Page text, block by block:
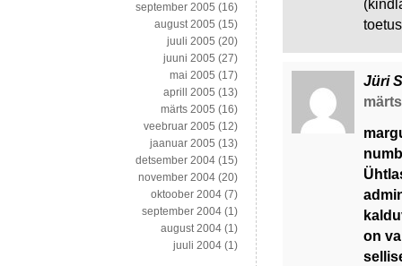
Jüri
on
september 2005 (16)
august 2005 (15)
juuli 2005 (20)
juuni 2005 (27)
mai 2005 (17)
aprill 2005 (13)
märts 2005 (16)
veebruar 2005 (12)
jaanuar 2005 (13)
detsember 2004 (15)
november 2004 (20)
oktoober 2004 (7)
september 2004 (1)
august 2004 (1)
juuli 2004 (1)